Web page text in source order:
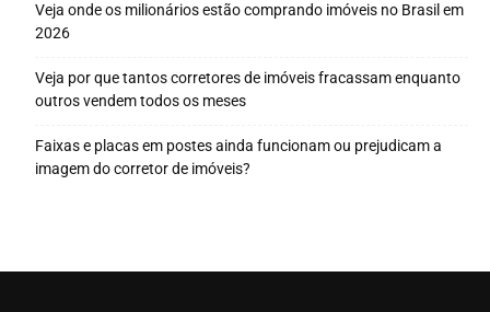
Veja onde os milionários estão comprando imóveis no Brasil em
2026
Veja por que tantos corretores de imóveis fracassam enquanto
outros vendem todos os meses
Faixas e placas em postes ainda funcionam ou prejudicam a
imagem do corretor de imóveis?